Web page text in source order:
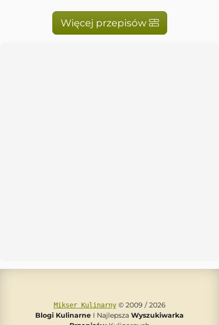
Więcej przepisów
Mikser Kulinarny© 2009 / 2026
Blogi Kulinarne I Najlepsza Wyszukiwarka